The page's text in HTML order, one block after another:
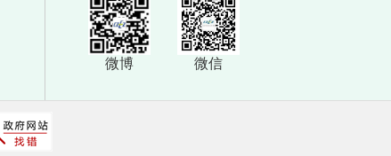
微博 微信